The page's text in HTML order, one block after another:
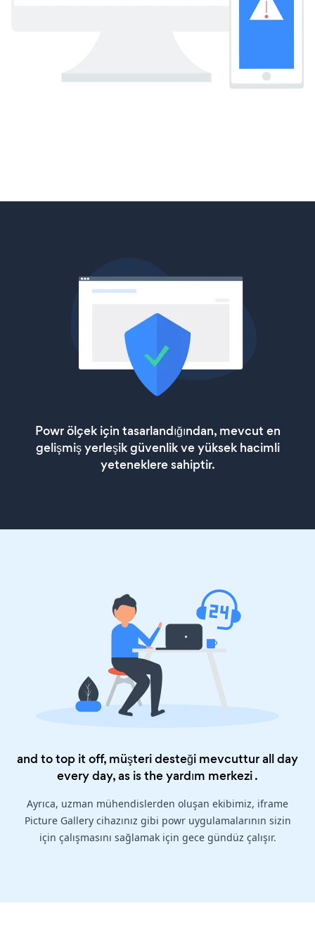
Powr ölçek için tasarlandığından, mevcut en
gelişmiş yerleşik güvenlik ve yüksek hacimli
yeteneklere sahiptir.
and to top it off, müşteri desteği mevcuttur all day
every day, as is theyardım merkezi.
Ayrıca, uzman mühendislerden oluşan ekibimiz, iframe
Picture Gallery cihazınız gibi powr uygulamalarının sizin
için çalışmasını sağlamak için gece gündüz çalışır.